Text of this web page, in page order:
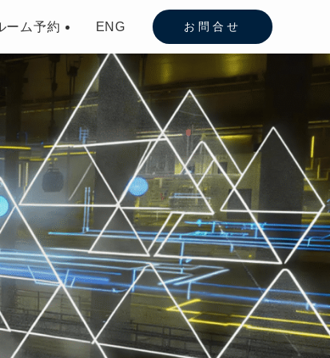
ーム予約 ENG お問合せ